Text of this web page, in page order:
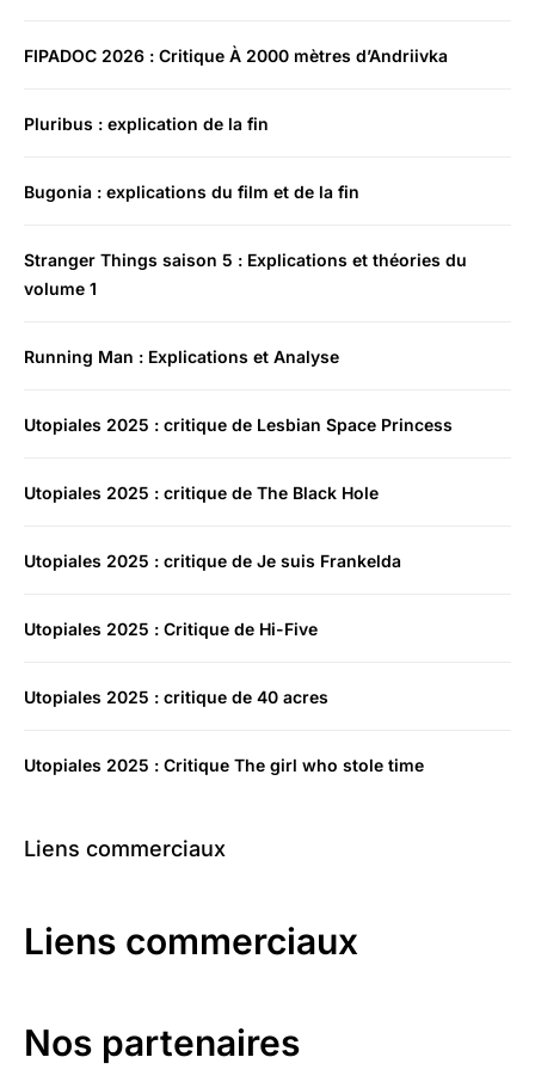
FIPADOC 2026 : Critique À 2000 mètres d’Andriivka
Pluribus : explication de la fin
Bugonia : explications du film et de la fin
Stranger Things saison 5 : Explications et théories du
volume 1
Running Man : Explications et Analyse
Utopiales 2025 : critique de Lesbian Space Princess
Utopiales 2025 : critique de The Black Hole
Utopiales 2025 : critique de Je suis Frankelda
Utopiales 2025 : Critique de Hi-Five
Utopiales 2025 : critique de 40 acres
Utopiales 2025 : Critique The girl who stole time
Liens commerciaux
Liens commerciaux
Nos partenaires